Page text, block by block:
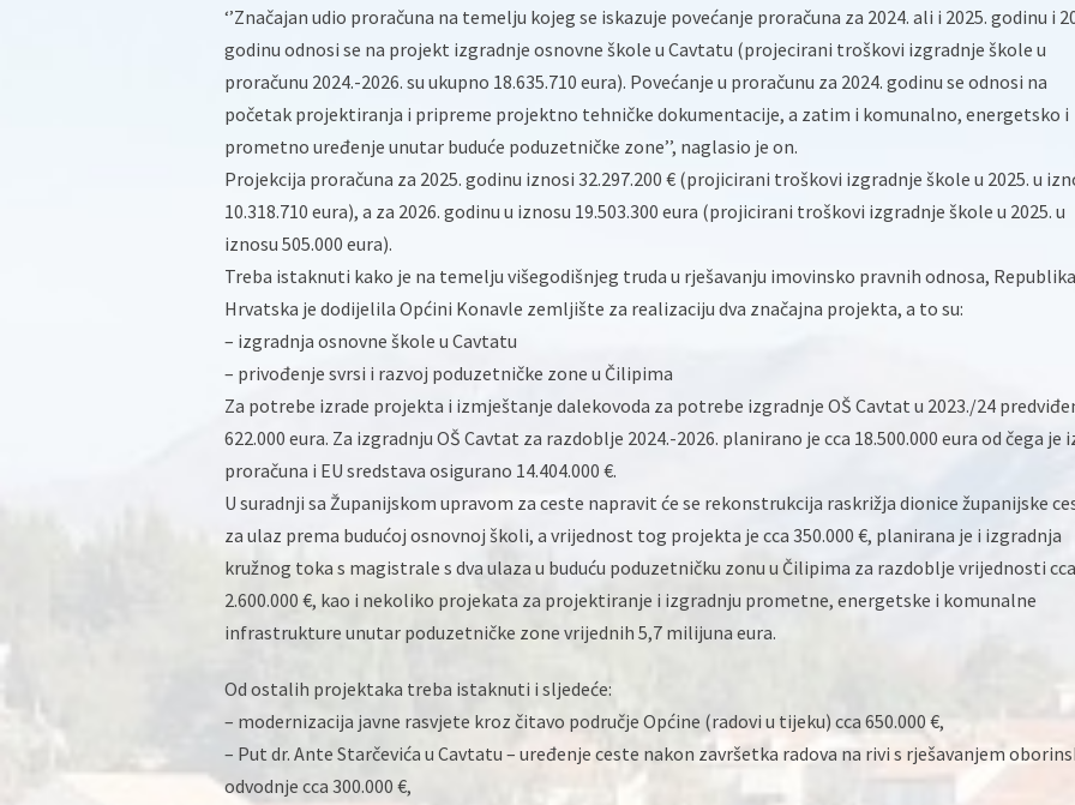
‘’Značajan udio proračuna na temelju kojeg se iskazuje povećanje proračuna za 2024. ali i 2025. godinu i
godinu odnosi se na projekt izgradnje osnovne škole u Cavtatu (projecirani troškovi izgradnje škole u
proračunu 2024.-2026. su ukupno 18.635.710 eura). Povećanje u proračunu za 2024. godinu se odnosi na
početak projektiranja i pripreme projektno tehničke dokumentacije, a zatim i komunalno, energetsko i
prometno uređenje unutar buduće poduzetničke zone’’, naglasio je on.
Projekcija proračuna za 2025. godinu iznosi 32.297.200 € (projicirani troškovi izgradnje škole u 2025. u
10.318.710 eura), a za 2026. godinu u iznosu 19.503.300 eura (projicirani troškovi izgradnje škole u 2025. u
iznosu 505.000 eura).
Treba istaknuti kako je na temelju višegodišnjeg truda u rješavanju imovinsko pravnih odnosa, Republika
Hrvatska je dodijelila Općini Konavle zemljište za realizaciju dva značajna projekta, a to su:
– izgradnja osnovne škole u Cavtatu
– privođenje svrsi i razvoj poduzetničke zone u Čilipima
Za potrebe izrade projekta i izmještanje dalekovoda za potrebe izgradnje OŠ Cavtat u 2023./24
622.000 eura. Za izgradnju OŠ Cavtat za razdoblje 2024.-2026. planirano je cca 18.500.000 eura od čega je
proračuna i EU sredstava osigurano 14.404.000 €.
U suradnji sa Županijskom upravom za ceste napravit će se rekonstrukcija raskrižja dionice županijske
za ulaz prema budućoj osnovnoj školi, a vrijednost tog projekta je cca 350.000 €, planirana je i izgradnja
kružnog toka s magistrale s dva ulaza u buduću poduzetničku zonu u Čilipima za razdoblje vrijednosti cca
2.600.000 €, kao i nekoliko projekata za projektiranje i izgradnju prometne, energetske i komunalne
infrastrukture unutar poduzetničke zone vrijednih 5,7 milijuna eura.
Od ostalih projektaka treba istaknuti i sljedeće:
– modernizacija javne rasvjete kroz čitavo područje Općine (radovi u tijeku) cca 650.000 €,
– Put dr. Ante Starčevića u Cavtatu – uređenje ceste nakon završetka radova na rivi s rješavanjem
odvodnje cca 300.000 €,